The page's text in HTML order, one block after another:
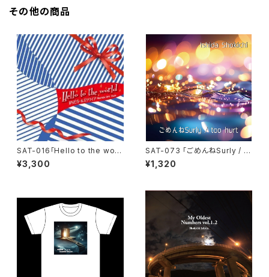
その他の商品
SAT-016「Hello to the worl
d」まちだガールズクワイア
¥3,300
SAT-073 「ごめんねSurly / to
o hurt」石田ショーキチ
¥1,320